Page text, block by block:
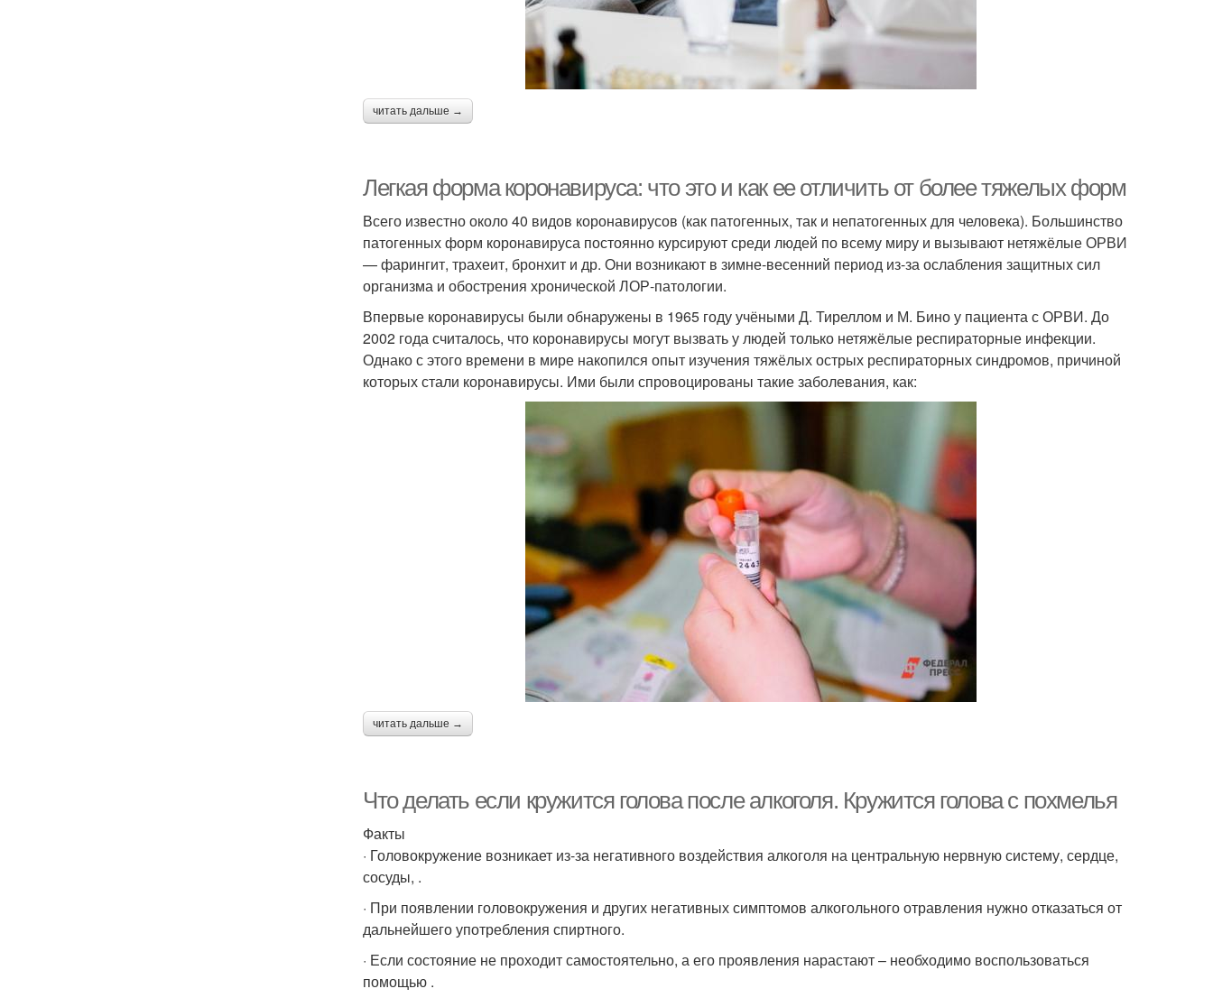
читать дальше →
Легкая форма коронавируса: что это и как ее отличить от более тяжелых форм
Всего известно около 40 видов коронавирусов (как патогенных, так и непатогенных для человека). Большинство
патогенных форм коронавируса постоянно курсируют среди людей по всему миру и вызывают нетяжёлые ОРВИ
— фарингит, трахеит, бронхит и др. Они возникают в зимне-весенний период из-за ослабления защитных сил
организма и обострения хронической ЛОР-патологии.
Впервые коронавирусы были обнаружены в 1965 году учёными Д. Тиреллом и М. Бино у пациента с ОРВИ. До
2002 года считалось, что коронавирусы могут вызвать у людей только нетяжёлые респираторные инфекции.
Однако с этого времени в мире накопился опыт изучения тяжёлых острых респираторных синдромов, причиной
которых стали коронавирусы. Ими были спровоцированы такие заболевания, как:
читать дальше →
Что делать если кружится голова после алкоголя. Кружится голова с похмелья
Факты
· Головокружение возникает из-за негативного воздействия алкоголя на центральную нервную систему, сердце,
сосуды, .
· При появлении головокружения и других негативных симптомов алкогольного отравления нужно отказаться от
дальнейшего употребления спиртного.
· Если состояние не проходит самостоятельно, а его проявления нарастают – необходимо воспользоваться
помощью .